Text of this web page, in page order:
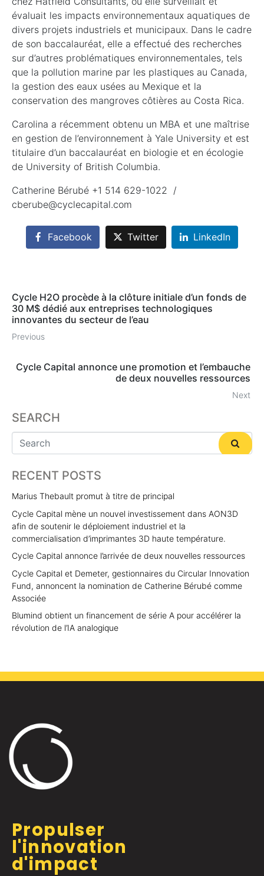
évaluait les impacts environnementaux aquatiques de
divers projets industriels et municipaux. Dans le cadre
de son baccalauréat, elle a effectué des recherches
sur d’autres problématiques environnementales, tels
que la pollution marine par les plastiques au Canada,
la gestion des eaux usées au Mexique et la
conservation des mangroves côtières au Costa Rica.
Carolina a récemment obtenu un MBA et une maîtrise
en gestion de l’environnement à Yale University et est
titulaire d’un baccalauréat en biologie et en écologie
de University of British Columbia.
Catherine Bérubé +1 514 629-1022 /
cberube@cyclecapital.com
Facebook Twitter LinkedIn
Cycle H2O procède à la clôture initiale d’un fonds de
30 M$ dédié aux entreprises technologiques
innovantes du secteur de l’eau
Previous
Cycle Capital annonce une promotion et l’embauche
de deux nouvelles ressources
Next
SEARCH
RECENT POSTS
Marius Thebault promut à titre de principal
Cycle Capital mène un nouvel investissement dans AON3D
afin de soutenir le déploiement industriel et la
commercialisation d’imprimantes 3D haute température.
Cycle Capital annonce l’arrivée de deux nouvelles ressources
Cycle Capital et Demeter, gestionnaires du Circular Innovation
Fund, annoncent la nomination de Catherine Bérubé comme
Associée
Blumind obtient un financement de série A pour accélérer la
révolution de l’IA analogique
Propulser
l'innovation
d'impact